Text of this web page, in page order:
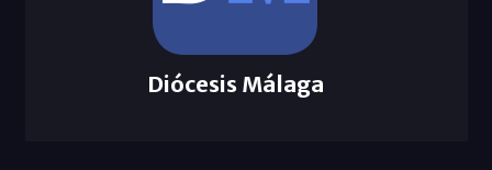
Diócesis Málaga